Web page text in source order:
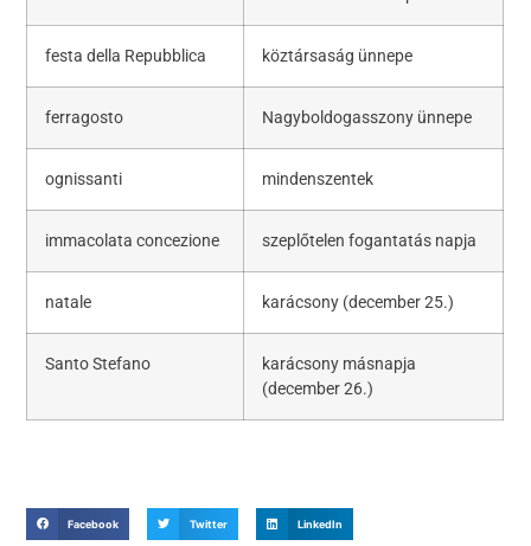
festa della Repubblica köztársaság ünnepe
ferragosto Nagyboldogasszony ünnepe
ognissanti mindenszentek
immacolata concezione szeplőtelen fogantatás napja
natale karácsony (december 25.)
Santo Stefano
karácsony másnapja
(december 26.)
Facebook Twitter LinkedIn